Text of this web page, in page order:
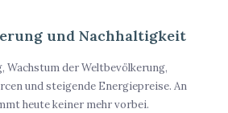
und Nachhaltigkeit
Wachstum der Weltbevölkerung,
und steigende Energiepreise. An
heute keiner mehr vorbei.